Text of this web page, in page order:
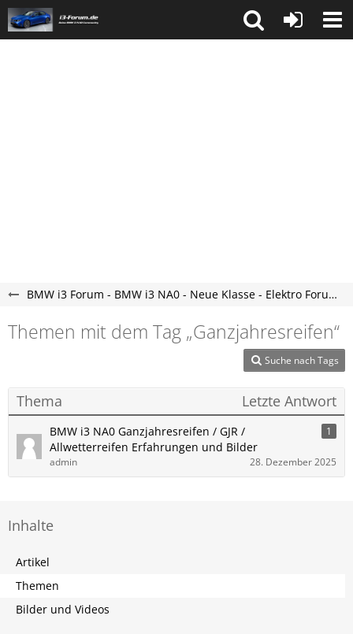
BMW i3 Forum - BMW i3 NA0 - Neue Klasse - Elektro Forum
Themen mit dem Tag „Ganzjahresreifen“
Suche nach Tags
Thema Letzte Antwort
BMW i3 NA0 Ganzjahresreifen / GJR /
Allwetterreifen Erfahrungen und Bilder
1
admin 28. Dezember 2025
Inhalte
Artikel
Themen
Bilder und Videos